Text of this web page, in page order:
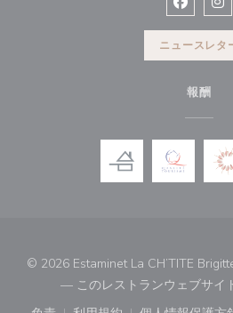
ニュースレタ
報酬
© 2026 Estaminet La CH’TITE
— このレストランウェブサイ